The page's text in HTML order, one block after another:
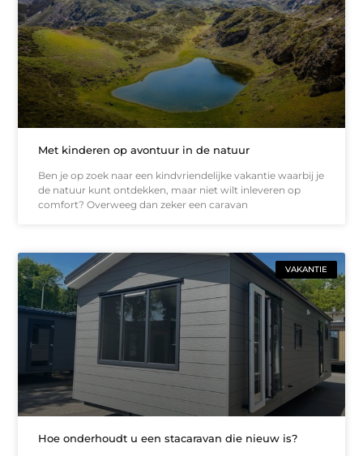
Met kinderen op avontuur in de natuur
Ben je op zoek naar een kindvriendelijke vakantie waarbij je
de natuur kunt ontdekken, maar niet wilt inleveren op
comfort? Overweeg dan zeker een caravan
VAKANTIE
Hoe onderhoudt u een stacaravan die nieuw is?